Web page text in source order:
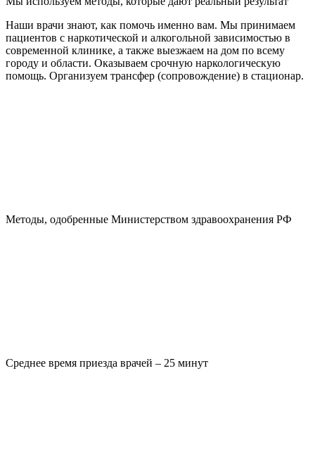
Наши врачи знают, как помочь именно вам. Мы принимаем
пациентов с наркотической и алкогольной зависимостью в
современной клинике, а также выезжаем на дом по всему
городу и области. Оказываем срочную наркологическую
помощь. Организуем трансфер (сопровождение) в стационар.
Методы, одобренные Министерством здравоохранения РФ
Среднее время приезда врачей – 25 минут